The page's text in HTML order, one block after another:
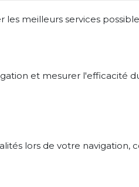
les meilleurs services
et mesurer
lors de votre navigation,